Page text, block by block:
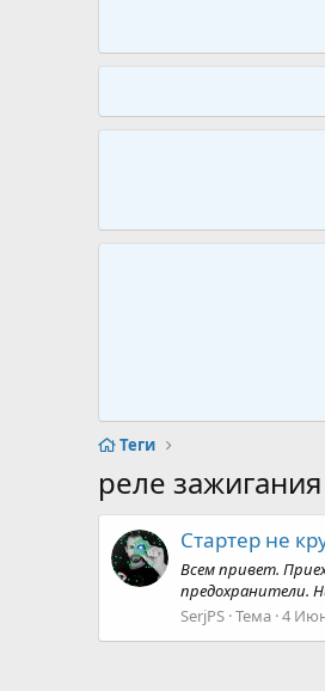
Теги
реле зажигания
Стартер не
Всем привет.
предохранители.
SerjPS Тема 4